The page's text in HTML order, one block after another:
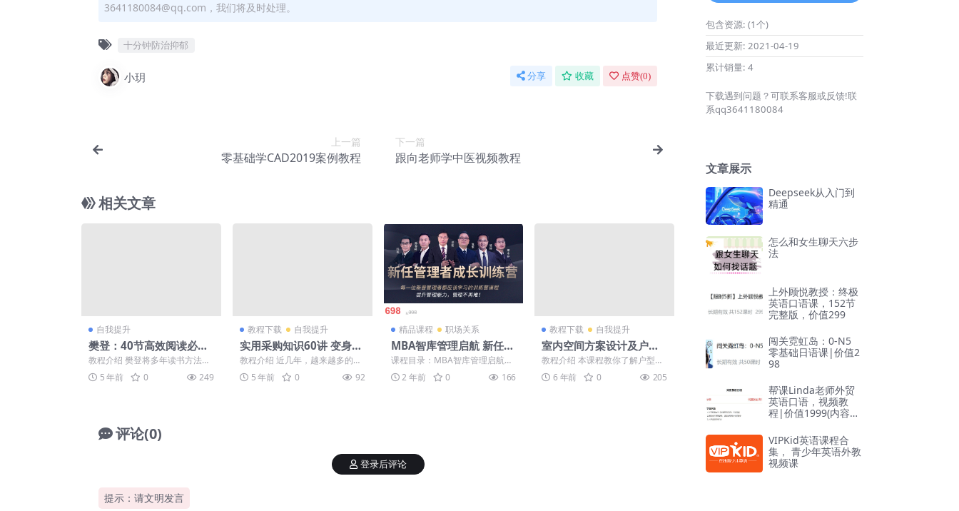
3641180084@qq.com，我们将及时处理。
十分钟防治抑郁
小玥 分享 收藏 点赞(0)
上一篇
零基础学CAD2019案例教程
下一篇
跟向老师学中医视频教程
相关文章
自我提升
樊登：40节高效阅读必修
课
教程介绍 樊登将多年读书方法、
拆书经验总结成一套高效阅读
课，让你也可以建立一座“...
5 年前 0 249
教程下载 自我提升
实用采购知识60讲 变身采
购专家
教程介绍 近几年，越来越多的企
业把提升绩效的重点，由销售与
市场端，转移到采购与供...
5 年前 0 92
精品课程 职场关系
MBA智库管理启航 新任管
理者成长训练营＋中层管
理者能力突破训练营 价值
1496
课程目录：MBA智库管理启航：
新任管理者成长训练营 00【试
听】课程精选片段，....
2 年前 0 166
教程下载 自我提升
室内空间方案设计及户型
优化
教程介绍 本课程教你了解户型方
案优化的正确思维逻辑，学会如
何着手优化一个户型，拥...
6 年前 0 205
评论(0)
提示：请文明发言
登录后评论
包含资源: (1个)
最近更新: 2021-04-19
累计销量: 4
下载遇到问题？可联系客服或反馈!联
系qq3641180084
文章展示
Deepseek从入门到
精通
怎么和女生聊天六步
法
上外顾悦教授：终极
英语口语课，152节
完整版，价值299
闯关霓虹岛：0-N5
零基础日语课|价值2
98
帮课Linda老师外贸
英语口语，视频教
程|价值1999(内容更
VIPKid英语课程合
集， 青少年英语外教
视频课